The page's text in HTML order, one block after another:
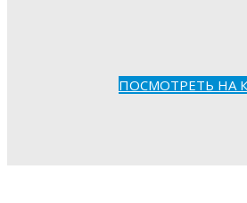
ПОСМОТРЕТЬ НА